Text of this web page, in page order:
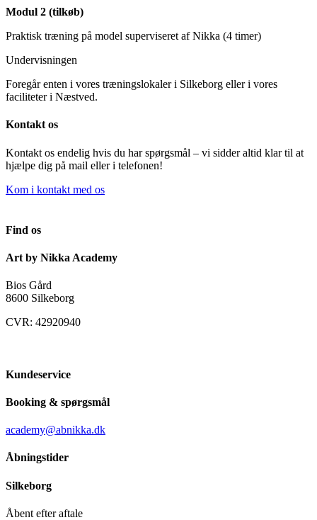
Modul 2 (tilkøb)
Praktisk træning på model superviseret af Nikka (4 timer)
Undervisningen
Foregår enten i vores træningslokaler i Silkeborg eller i vores
faciliteter i Næstved.
Kontakt os
Kontakt os endelig hvis du har spørgsmål – vi sidder altid klar til at
hjælpe dig på mail eller i telefonen!
Kom i kontakt med os
Find os
Art by Nikka Academy
Bios Gård
8600 Silkeborg
CVR: 42920940
Kundeservice
Booking & spørgsmål
academy@abnikka.dk
Åbningstider
Silkeborg
Åbent efter aftale